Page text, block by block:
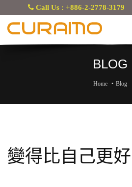
Call Us : +886-2-2778-3179
BLOG
Home Blog
變得比自己更好